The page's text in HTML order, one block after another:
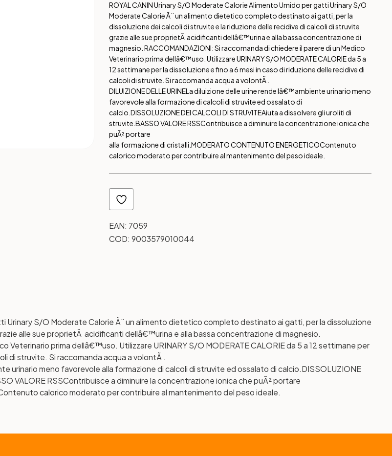
ROYAL CANIN Urinary S/O Moderate Calorie Alimento Umido per gatti Urinary S/O
Moderate Calorie Ã¨ un alimento dietetico completo destinato ai gatti, per la
dissoluzione dei calcoli di struvite e la riduzione delle recidive di calcoli di struvite
grazie alle sue proprietÃ acidificanti dellâ€™urina e alla bassa concentrazione di
magnesio. RACCOMANDAZIONI: Si raccomanda di chiedere il parere di un Medico
Veterinario prima dellâ€™uso. Utilizzare URINARY S/O MODERATE CALORIE da 5 a
12 settimane per la dissoluzione e fino a 6 mesi in caso di riduzione delle recidive di
calcoli di struvite. Si raccomanda acqua a volontÃ .
DILUIZIONE DELLE URINELa diluizione delle urine rende lâ€™ambiente urinario meno
favorevole alla formazione di calcoli di struvite ed ossalato di
calcio. DISSOLUZIONE DEI CALCOLI DI STRUVITEAiuta a dissolvere gli uroliti di
struvite. BASSO VALORE RSSContribuisce a diminuire la concentrazione ionica che
puÃ² portare
alla formazione di cristalli. MODERATO CONTENUTO ENERGETICOContenuto
calorico moderato per contribuire al mantenimento del peso ideale.
EAN: 7059
COD: 9003579010044
Urinary S/O Moderate Calorie Ã¨ un alimento dietetico completo destinato ai gatti, per la dissoluzione
alle sue proprietÃ acidificanti dellâ€™urina e alla bassa concentrazione di magnesio.
Veterinario prima dellâ€™uso. Utilizzare URINARY S/O MODERATE CALORIE da 5 a 12 settimane per
di struvite. Si raccomanda acqua a volontÃ .
urinario meno favorevole alla formazione di calcoli di struvite ed ossalato di calcio.DISSOLUZIONE
VALORE RSSContribuisce a diminuire la concentrazione ionica che puÃ² portare
calorico moderato per contribuire al mantenimento del peso ideale.